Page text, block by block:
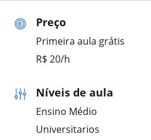
Preço
Primeira aula grátis
R$ 20/h
Níveis de aula
Ensino Médio
Universitarios